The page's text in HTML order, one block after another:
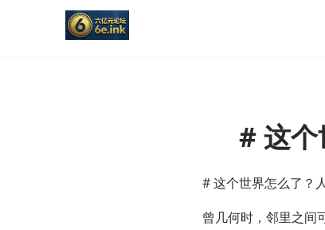
# 这个
# 这个世界怎么了？
曾几何时，邻里之间